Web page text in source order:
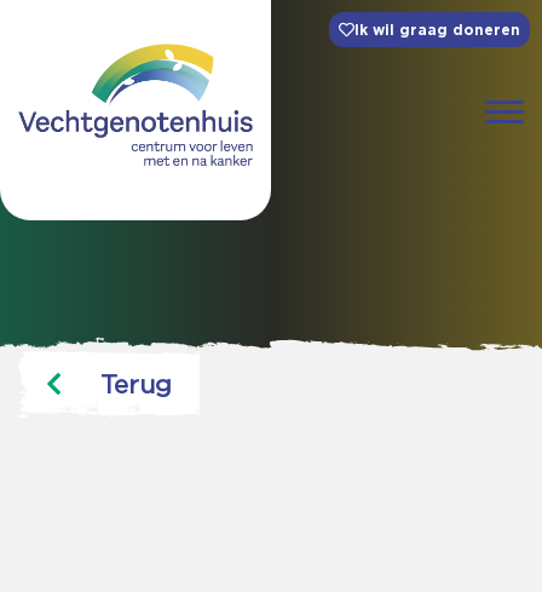
Ik wil graag doneren
Terug